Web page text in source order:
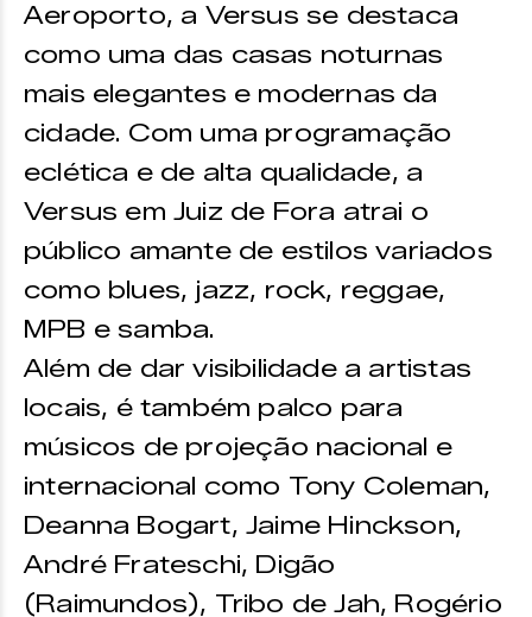
Aeroporto, a Versus se destaca
como uma das casas noturnas
mais elegantes e modernas da
cidade. Com uma programação
eclética e de alta qualidade, a
Versus em Juiz de Fora atrai o
público amante de estilos variados
como blues, jazz, rock, reggae,
MPB e samba.
Além de dar visibilidade a artistas
locais, é também palco para
músicos de projeção nacional e
internacional como Tony Coleman,
Deanna Bogart, Jaime Hinckson,
André Frateschi, Digão
(Raimundos), Tribo de Jah, Rogério